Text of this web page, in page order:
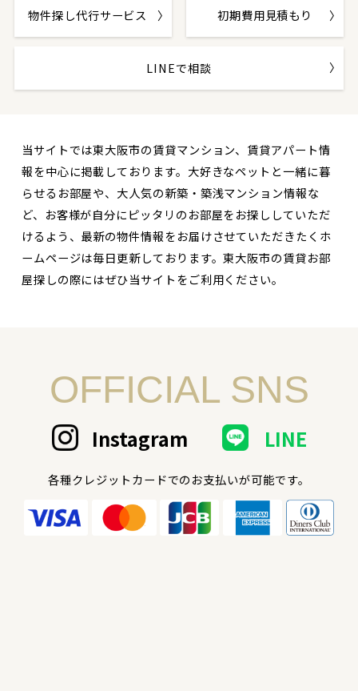
物件探し代行サービス 初期費用見積もり
LINEで相談
当サイトでは東大阪市の賃貸マンション、賃貸アパート情
報を中心に掲載しております。大好きなペットと一緒に暮
らせるお部屋や、大人気の新築・築浅マンション情報な
ど、お客様が自分にピッタリのお部屋をお探ししていただ
けるよう、最新の物件情報をお届けさせていただきたくホ
ームページは毎日更新しております。東大阪市の賃貸お部
屋探しの際にはぜひ当サイトをご利用ください。
OFFICIAL SNS
Instagram LINE
各種クレジットカードでのお支払いが可能です。